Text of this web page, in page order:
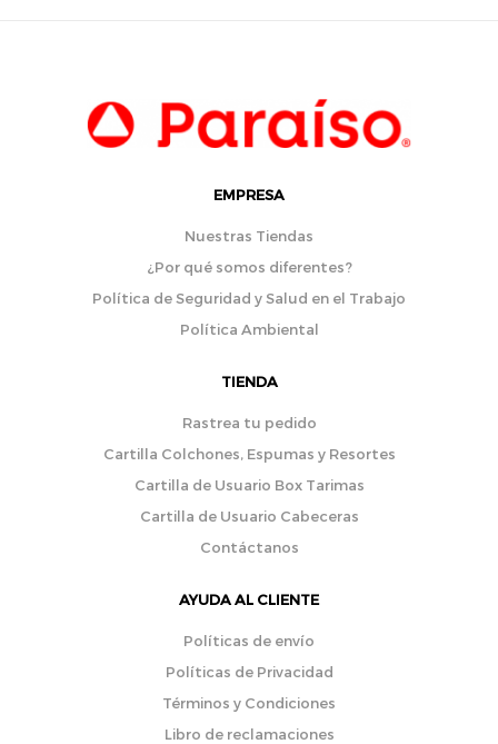
EMPRESA
Nuestras Tiendas
¿Por qué somos diferentes?
Política de Seguridad y Salud en el Trabajo
Política Ambiental
TIENDA
Rastrea tu pedido
Cartilla Colchones, Espumas y Resortes
Cartilla de Usuario Box Tarimas
Cartilla de Usuario Cabeceras
Contáctanos
AYUDA AL CLIENTE
Políticas de envío
Políticas de Privacidad
Términos y Condiciones
Libro de reclamaciones